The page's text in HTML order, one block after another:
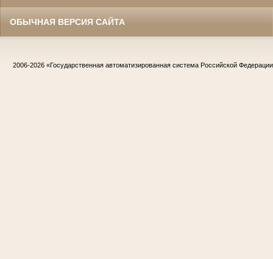
ОБЫЧНАЯ ВЕРСИЯ САЙТА
2006-2026 «Государственная автоматизированная система Российской